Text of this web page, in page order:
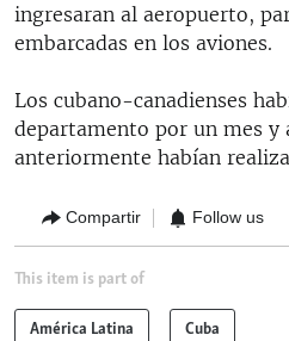
ingresaran al aeropuerto,
embarcadas en los aviones.
Los cubano-canadienses
departamento por un mes y
anteriormente habían
Compartir Follow us
This item is part of
América Latina Cuba